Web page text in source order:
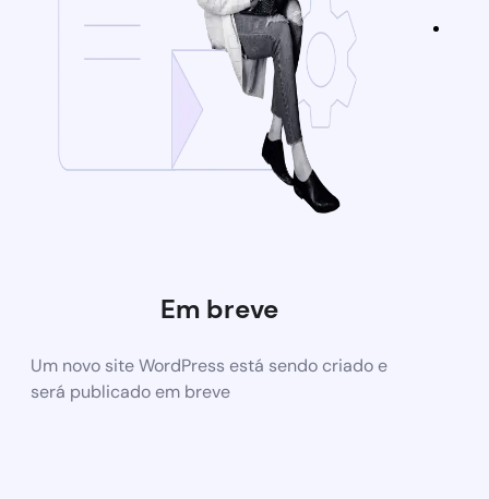
Em breve
Um novo site WordPress está sendo criado e
será publicado em breve